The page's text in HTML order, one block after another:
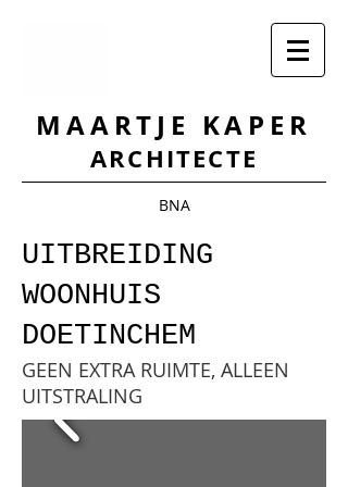
MAARTJE KAPER
ARCHITECTE
BNA
UITBREIDING
WOONHUIS
DOETINCHEM
GEEN EXTRA RUIMTE, ALLEEN
UITSTRALING